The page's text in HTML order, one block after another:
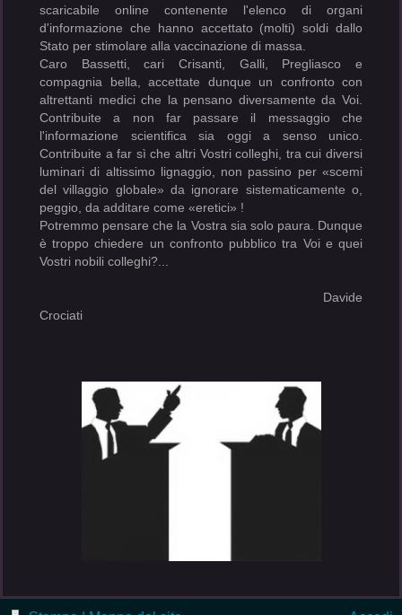
scaricabile online contenente l'elenco di organi
d'informazione che hanno accettato (molti) soldi dallo
Stato per stimolare alla vaccinazione di massa.
Caro Bassetti, cari Crisanti, Galli, Pregliasco e
compagnia bella, accettate dunque un confronto con
altrettanti medici che la pensano diversamente da Voi.
Contribuite a non far passare il messaggio che
l'informazione scientifica sia oggi a senso unico.
Contribuite a far sì che altri Vostri colleghi, tra cui diversi
luminari di altissimo lignaggio, non passino per «scemi
del villaggio globale» da ignorare sistematicamente o,
peggio, da additare come «eretici» !
Potremmo pensare che la Vostra sia solo paura. Dunque
è troppo chiedere un confronto pubblico tra Voi e quei
Vostri nobili colleghi?...
Davide
Crociati